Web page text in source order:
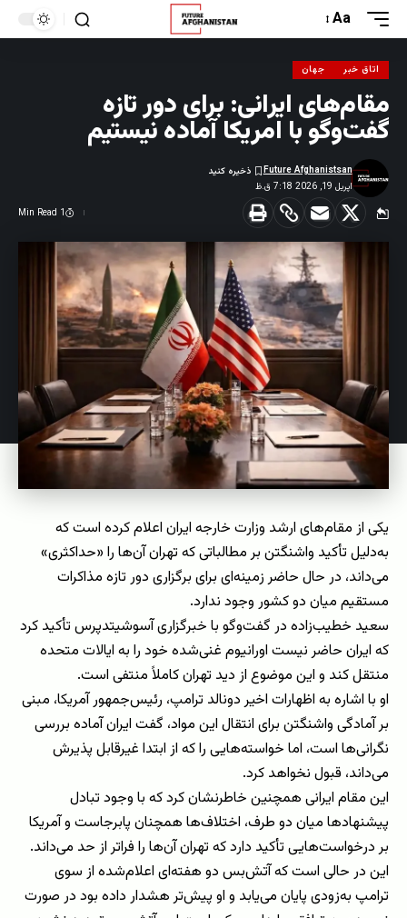
Aa
اتاق خبر جهان
مقام‌های ایرانی: برای دور تازه
گفت‌وگو با امریکا آماده نیستیم
اپریل 19, 2026 7:18 ق.ظ
Future Afghanistsan
1 Min Read
یکی از مقام‌های ارشد وزارت خارجه ایران اعلام کرده است که
به‌دلیل تأکید واشنگتن بر مطالباتی که تهران آن‌ها را «حداکثری»
می‌داند، در حال حاضر زمینه‌ای برای برگزاری دور تازه مذاکرات
مستقیم میان دو کشور وجود ندارد.
سعید خطیب‌زاده در گفت‌وگو با خبرگزاری آسوشیتدپرس تأکید کرد
که ایران حاضر نیست اورانیوم غنی‌شده خود را به ایالات متحده
منتقل کند و این موضوع از دید تهران کاملاً منتفی است.
او با اشاره به اظهارات اخیر دونالد ترامپ، رئیس‌جمهور آمریکا، مبنی
بر آمادگی واشنگتن برای انتقال این مواد، گفت ایران آماده بررسی
نگرانی‌ها است، اما خواسته‌هایی را که از ابتدا غیرقابل پذیرش
می‌داند، قبول نخواهد کرد.
این مقام ایرانی همچنین خاطرنشان کرد که با وجود تبادل
پیشنهادها میان دو طرف، اختلاف‌ها همچنان پابرجاست و آمریکا
بر درخواست‌هایی تأکید دارد که تهران آن‌ها را فراتر از حد می‌داند.
این در حالی است که آتش‌بس دو هفته‌ای اعلام‌شده از سوی
ترامپ به‌زودی پایان می‌یابد و او پیش‌تر هشدار داده بود در صورت